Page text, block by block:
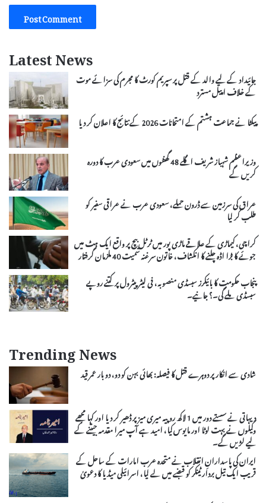
Latest News
جائیداد کے لیے والد کے قتل پر سپریم کورٹ کا مجرم کی سزائے موت
کے خلاف اپیل مسترد
پیکٹا نے جماعت ہشتم کے امتحانات 2026 کے نتائج کا اعلان کر دیا
وزیراعظم شہباز شریف اگلے 48 گھنٹوں میں سعودی عرب کا دورہ
کریں گے
عراق کی سرزمین سے ڈرون حملے، سعودی عرب نے عراقی سفیر کو
طلب کر لیا
کراچی، کیماڑی کے علاقے ماڑی پور میں ٹرٹل بیچ پر واقع ایک ہٹ میں
جوئے کا بڑا اڈہ چلنے کا انکشاف، خاتون سرغنہ سمیت 40 ملزمان گرفتار
پنجاب حکومت کا بائیکرز سبسڈی منصوبہ، فی لیٹر پیٹرول پر کتنے روپے
سبسڈی ملے گی۔؟ جانیے۔
Trending News
شادی سے انکار پر دوہرے قتل کا فیصلہ: بھائی بہن کو دو، دو بار عمر قید
دیہاتی نے سستے دور میں 1 لاکھ روپیہ میری میز پر ڈھیر کر دیا اور کہا مجھے
وکیلوں نے بہت لوٹا اور مایوس کیا، امید ہے آپ میرا مقدمہ جیتنے کے
لیے لڑیں گے۔
ایران کی پاسدارانِ انقلاب نے متحدہ عرب امارات کے ساحل کے
قریب ایک تیل بردار ٹینکر کو قبضے میں لے لیا، اسرائیلی میڈیا کا دعویٰ